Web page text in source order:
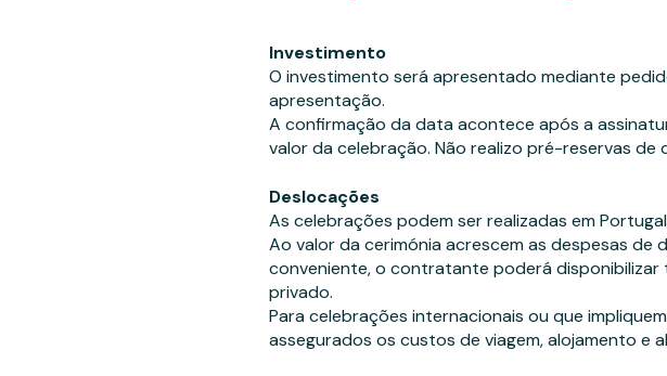
Investimento
O investimento será apresentado mediante
apresentação.
A confirmação da data acontece após a
valor da celebração. Não realizo pré-reservas de
Deslocações
As celebrações podem ser realizadas em
Ao valor da cerimónia acrescem as despesas de
conveniente, o contratante poderá
privado.
Para celebrações internacionais ou que
assegurados os custos de viagem, alojamento e